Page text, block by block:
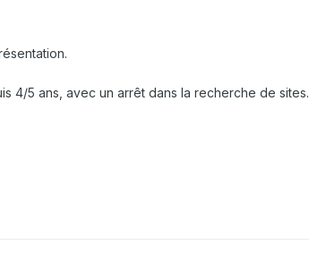
4/5 ans, avec un arrêt dans la recherche de sites.